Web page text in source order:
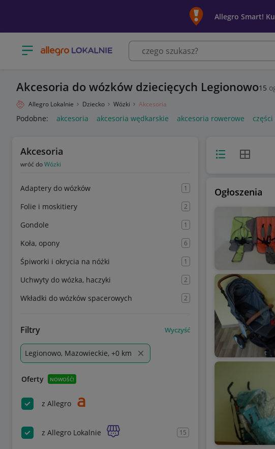
Allegro Smart!
Otwórz menu z kategoriami
Akcesoria do wózków dziecięcych Legionowo15
Allegro Lokalnie Dziecko Wózki Akcesoria
Podobne: akcesoria akcesoria wędkarskie akcesoria rowerowe
Akcesoria
wróć doWózki
Adaptery do wózków 1
Folie i moskitiery 2
Gondole 1
Koła, opony 6
Śpiworki i okrycia na nóżki 1
Uchwyty do wózka, haczyki 2
Wkładki do wózków spacerowych 2
Filtry Wyczyść
Legionowo, Mazowieckie, +0 km
Oferty NOWOŚĆ!
z Allegro
z Allegro Lokalnie 15
Widok listyWidok siatki
Ogłoszenia